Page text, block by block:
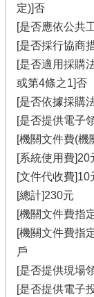
定)]否
[是否應依公共
[是否採行協商
[是否適用採購
或第4條之1]否
[是否依據採購
[是否提供電子
[機關文件費(機
[系統使用費]20
[文件代收費]10
[總計]230元
[機關文件費指
[機關文件費指
戶
[是否提供現場
[是否提供電子